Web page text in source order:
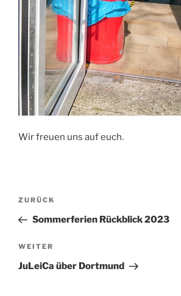
Wir freuen uns auf euch.
Beitragsnavigation
Vorheriger
Beitrag
ZURÜCK
Sommerferien Rückblick 2023
Nächster
Beitrag
WEITER
JuLeiCa über Dortmund